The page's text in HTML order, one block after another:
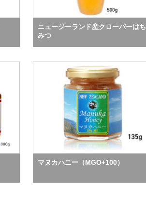
ニュージーランド産クローバーはち
みつ
マヌカハニー（MGO+100）